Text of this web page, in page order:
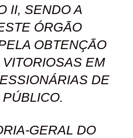
II, SENDO A
ÓRGÃO
OBTENÇÃO
EM
DE
GERAL DO